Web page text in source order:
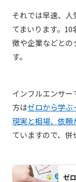
それでは早速、
てまいります。
徴や企業などとの
す。
インフルエンサ
方はゼロから学ぶ
現実と相場、依頼
ていますので、併
ゼ